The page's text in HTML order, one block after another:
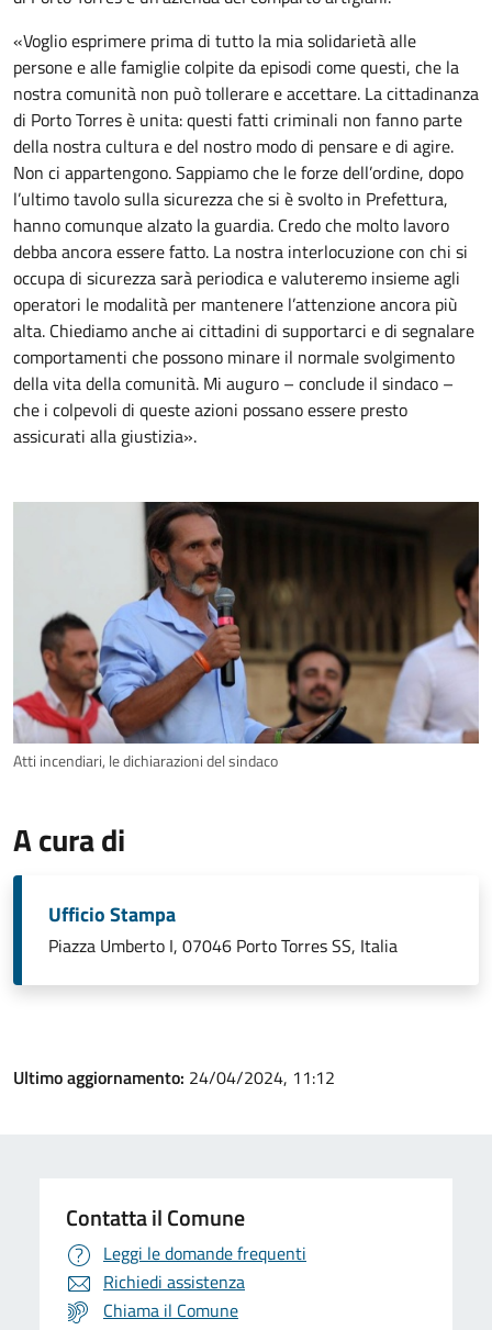
«Voglio esprimere prima di tutto la mia solidarietà alle
persone e alle famiglie colpite da episodi come questi, che la
nostra comunità non può tollerare e accettare. La cittadinanza
di Porto Torres è unita: questi fatti criminali non fanno parte
della nostra cultura e del nostro modo di pensare e di agire.
Non ci appartengono. Sappiamo che le forze dell’ordine, dopo
l’ultimo tavolo sulla sicurezza che si è svolto in Prefettura,
hanno comunque alzato la guardia. Credo che molto lavoro
debba ancora essere fatto. La nostra interlocuzione con chi si
occupa di sicurezza sarà periodica e valuteremo insieme agli
operatori le modalità per mantenere l’attenzione ancora più
alta. Chiediamo anche ai cittadini di supportarci e di segnalare
comportamenti che possono minare il normale svolgimento
della vita della comunità. Mi auguro – conclude il sindaco –
che i colpevoli di queste azioni possano essere presto
assicurati alla giustizia».
Atti incendiari, le dichiarazioni del sindaco
A cura di
Ufficio Stampa
Piazza Umberto I, 07046 Porto Torres SS, Italia
Ultimo aggiornamento: 24/04/2024, 11:12
Contatta il Comune
Leggi le domande frequenti
Richiedi assistenza
Chiama il Comune